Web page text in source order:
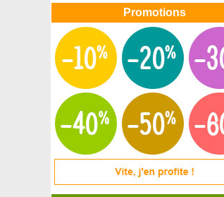
Promotions
Erable du fleuve Amour, Erable de Mandchourie
Erable du Japon
Erable du japon 'Arakawa'
Erable du Japon 'Atropurpureum'
Erable du Japon 'Bloodgood'
Erable du Japon 'Butterfly'
Erable du japon 'Deshojo'
Erable du Japon 'Dissectum garnet'
Erable du Japon 'Dissectum viridis'
Erable du Japon 'Koto no ito'
Erable du Japon 'Orange Dream'
Erable du Japon 'Ornatum'
Erable du Japon 'Osakazuki'
Erable du père David